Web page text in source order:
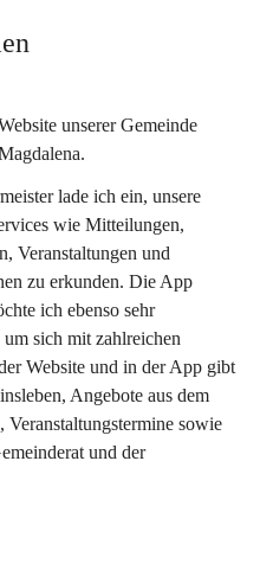
unserer Gemeinde
lade ich ein, unsere
wie Mitteilungen,
Veranstaltungen und
zu erkunden. Die App
ich ebenso sehr
sich mit zahlreichen
Website und in der App gibt
Angebote aus dem
sowie
und der